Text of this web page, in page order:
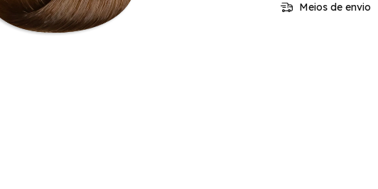
Meios de envio